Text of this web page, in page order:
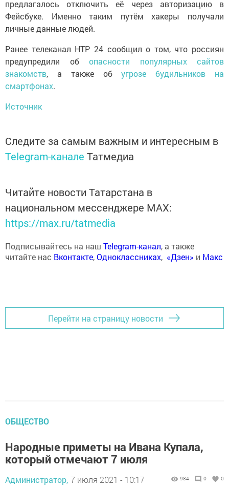
предлагалось отключить её через авторизацию в
Фейсбуке. Именно таким путём хакеры получали
личные данные людей.
Ранее телеканал НТР 24 сообщил о том, что россиян
предупредили об опасности популярных сайтов
знакомств, а также обугрозе будильников на
смартфонах.
Источник
Следите за самым важным и интересным в
Telegram-канале Татмедиа
Читайте новости Татарстана в
национальном мессенджере MАХ:
https://max.ru/tatmedia
Подписывайтесь на наш Telegram-канал, а также
читайте нас Вконтакте,Одноклассниках, «Дзен» и Макс
Перейти на страницу новости
ОБЩЕСТВО
Народные приметы на Ивана Купала,
который отмечают 7 июля
Администратор, 7 июля 2021 - 10:17 984 0 0